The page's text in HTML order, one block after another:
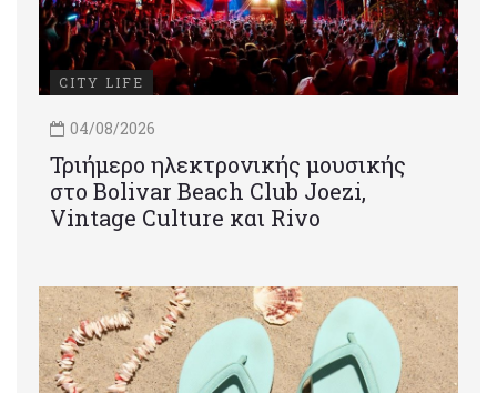
CITY LIFE
04/08/2026
Τριήμερο ηλεκτρονικής μουσικής
στο Bolivar Beach Club Joezi,
Vintage Culture και Rivo